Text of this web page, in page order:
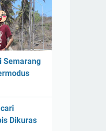
Semarang
Dikuras